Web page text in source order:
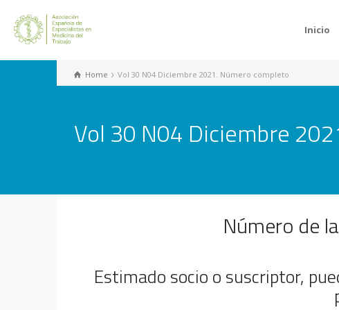
Inicio
Home Vol 30 N04 Diciembre 2021. Número completo
Vol 30 N04 Diciembre
Número de
Estimado socio o suscriptor,